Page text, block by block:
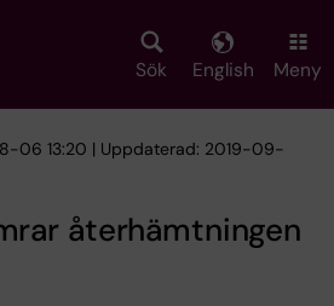
Sök English Meny
06 13:20 | Uppdaterad: 2019-09-
återhämtningen